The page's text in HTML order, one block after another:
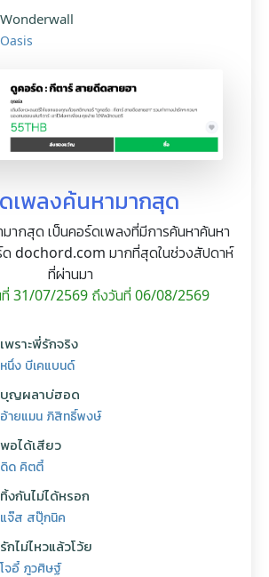
Wonderwall
Oasis
เพลงค้นหามากสุด
ากสุด เป็นคอร์ดเพลงที่มีการค้นหาค้นหา
ด dochord.com มากที่สุดในช่วงสัปดาห์
ที่ผ่านมา
31/07/2569 ถึงวันที่ 06/08/2569
เพราะพี่รักจริง
หนึ่ง บีเคแบนด์
บุญผลาบ่ฮอด
อ้ายแมน ภิสิทธิ์พงษ์
พอได้เสียว
ดิด คิตตี้
ทิ้งกันไม่ได้หรอก
แจ๊ส สปุ๊กนิค
รักไม่ไหวแล้วโว้ย
โจอี้ ภูวศิษฐ์